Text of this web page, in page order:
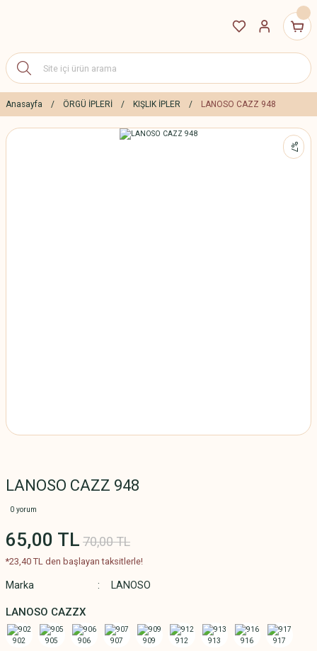
Anasayfa ÖRGÜ İPLERİ KIŞLIK İPLER LANOSO CAZZ 948
%7
LANOSO CAZZ 948
0 yorum
65,00 TL 70,00 TL
*23,40 TL den başlayan taksitlerle!
Marka LANOSO
LANOSO CAZZX